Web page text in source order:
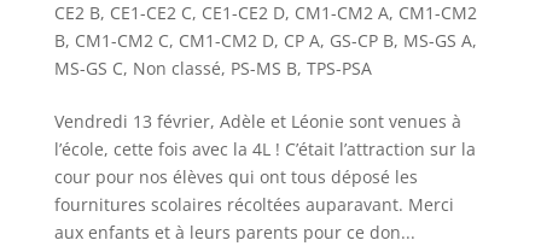
CE2 B, CE1-CE2 C, CE1-CE2 D, CM1-CM2 A, CM1-CM2
B, CM1-CM2 C, CM1-CM2 D, CP A, GS-CP B, MS-GS A,
MS-GS C, Non classé, PS-MS B, TPS-PSA
Vendredi 13 février, Adèle et Léonie sont venues à
l’école, cette fois avec la 4L ! C’était l’attraction sur la
cour pour nos élèves qui ont tous déposé les
fournitures scolaires récoltées auparavant. Merci
aux enfants et à leurs parents pour ce don...